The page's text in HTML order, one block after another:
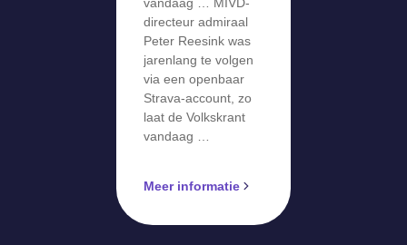
directeur admiraal
Peter Reesink was
jarenlang te volgen
via een openbaar
Strava-account, zo
laat de Volkskrant
vandaag …
Meer informatie